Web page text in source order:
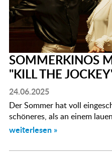
SOMMERKINOS
"KILL THE
24.06.2025
Der Sommer hat voll
schöneres, als an einem
weiterlesen »